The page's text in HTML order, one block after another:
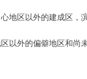
区以外的建成区，
外的偏僻地区和尚